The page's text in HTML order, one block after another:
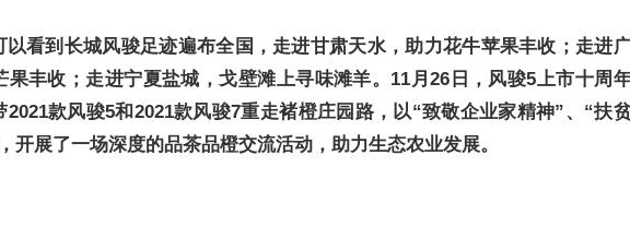
以看到长城风骏足迹遍布全国，走进甘肃天水，助力花牛苹果丰收；走进
果丰收；走进宁夏盐城，戈壁滩上寻味滩羊。11月26日，风骏5上市十周
2021款风骏5和2021款风骏7重走褚橙庄园路，以“致敬企业家精神”、“扶
开展了一场深度的品茶品橙交流活动，助力生态农业发展。